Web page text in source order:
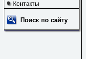
Контакты
Поиск по сайту